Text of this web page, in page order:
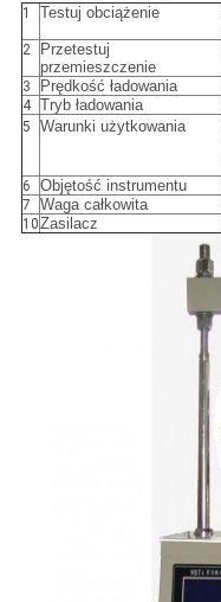
1 Testuj obciążenie
2
Przetestuj
przemieszczenie
3 Prędkość ładowania
4 Tryb ładowania
5 Warunki użytkowania
6 Objętość instrumentu
7 Waga całkowita
10Zasilacz